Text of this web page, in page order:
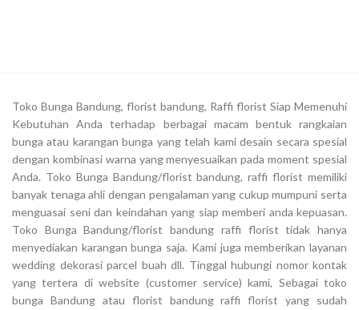
Toko Bunga Bandung, florist bandung, Raffi florist Siap Memenuhi
Kebutuhan Anda terhadap berbagai macam bentuk rangkaian
bunga atau karangan bunga yang telah kami desain secara spesial
dengan kombinasi warna yang menyesuaikan pada moment spesial
Anda. Toko Bunga Bandung/florist bandung, raffi florist memiliki
banyak tenaga ahli dengan pengalaman yang cukup mumpuni serta
menguasai seni dan keindahan yang siap memberi anda kepuasan.
Toko Bunga Bandung/florist bandung raffi florist tidak hanya
menyediakan karangan bunga saja. Kami juga memberikan layanan
wedding dekorasi parcel buah dll. Tinggal hubungi nomor kontak
yang tertera di website (customer service) kami, Sebagai toko
bunga Bandung atau florist bandung raffi florist yang sudah